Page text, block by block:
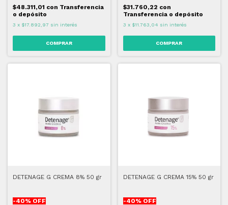
$48.311,01 con Transferencia
o depósito
3 x $17.892,97 sin interés
$31.760,22 con
Transferencia o depósito
3 x $11.763,04 sin interés
DETENAGE G CREMA 8% 50 gr
-40% OFF
DETENAGE G CREMA 15% 50 gr
-40% OFF